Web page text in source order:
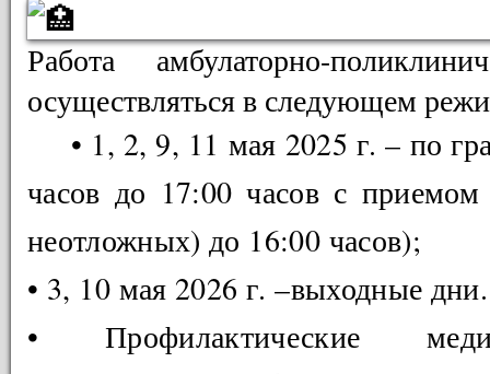
Работа амбулаторно-
осуществляться в следующем
• 1, 2, 9, 11 мая 2025 г. – по
часов до 17:00 часов с
неотложных) до 16:00 часов);
• 3, 10 мая 2026 г. –выходные дни.
• Профилактические